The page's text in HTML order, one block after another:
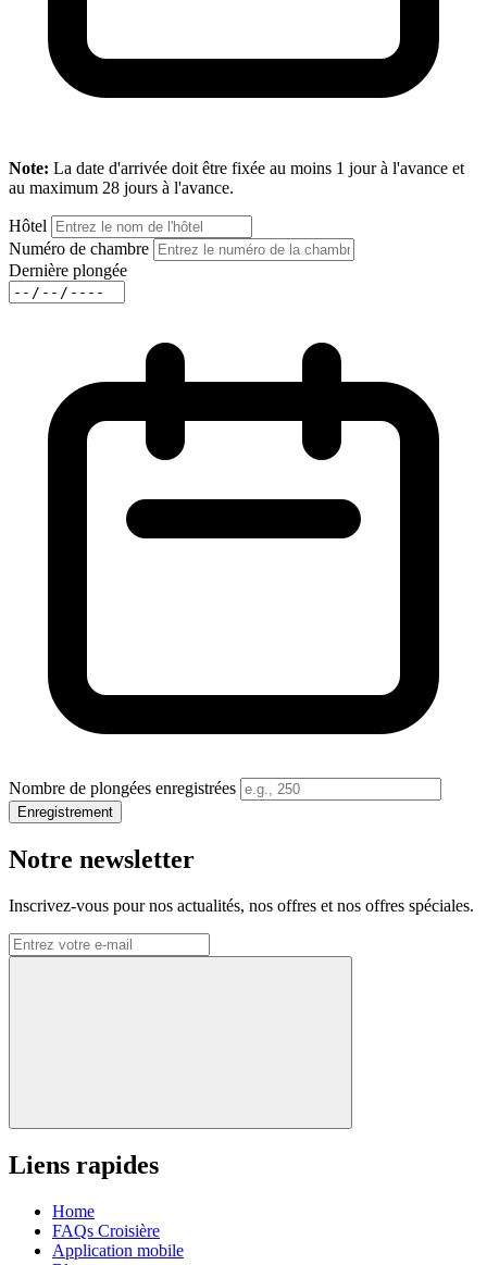
Note: La date d'arrivée doit être fixée au moins 1 jour à l'avance et
au maximum 28 jours à l'avance.
Hôtel
Numéro de chambre
Dernière plongée
Nombre de plongées enregistrées
Enregistrement
Notre newsletter
Inscrivez-vous pour nos actualités, nos offres et nos offres spéciales.
Liens rapides
Home
FAQs Croisière
Application mobile